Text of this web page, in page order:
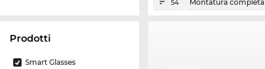
Prodotti
Smart Glasses
54 Montatura completa